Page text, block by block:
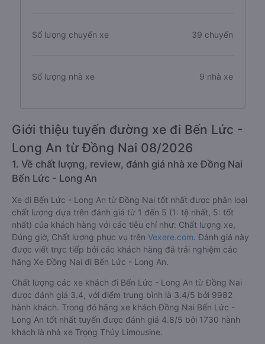
Số lượng chuyến xe 39 chuyến
Số lượng nhà xe 9 nhà xe
Giới thiệu tuyến đường xe đi Bến Lức -
Long An từ Đồng Nai 08/2026
1. Về chất lượng, review, đánh giá nhà xe Đồng Nai
Bến Lức - Long An
Xe đi Bến Lức - Long An từ Đồng Nai tốt nhất được phân loại
chất lượng dựa trên đánh giá từ 1 đến 5 (1: tệ nhất, 5: tốt
nhất) của khách hàng với các tiêu chí như: Chất lượng xe,
Đúng giờ, Chất lượng phục vụ trên Vexere.com. Đánh giá này
được viết trực tiếp bởi các khách hàng đã trải nghiệm các
hãng Xe Đồng Nai đi Bến Lức - Long An.
Chất lượng các xe khách đi Bến Lức - Long An từ Đồng Nai
được đánh giá 3.4, với điểm trung bình là 3.4/5 bởi 9982
hành khách. Trong đó hãng xe khách Đồng Nai Bến Lức -
Long An tốt nhất tuyến được đánh giá 4.8/5 bởi 1730 hành
khách là nhà xe Trọng Thủy Limousine.